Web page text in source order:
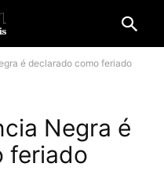
é declarado como feriado
Negra é
feriado